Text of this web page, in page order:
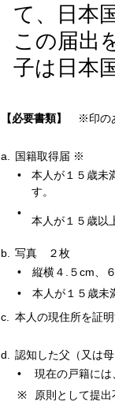
て、日本
この届出
子は日本
【必要書類】 ※印の
a.
国籍取得届 ※
•
本人が１５歳未
す。
•
本人が１５歳以
b.
写真 ２枚
•
縦横４.５cm、
•
本人が１５歳未
c.
本人の現住所を証
d.
認知した父（又は
•
現在の戸籍に
※
原則として提